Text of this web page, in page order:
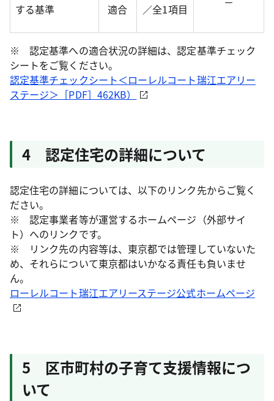
する基準
適合
／全1項目
※ 認定基準への適合状況の詳細は、認定基準チェック
シートをご覧ください。
認定基準チェックシート＜ローレルコート瑞江エアリー
ステージ＞［PDF］462KB）
4 認定住宅の詳細について
認定住宅の詳細については、以下のリンク先からご覧く
ださい。
※ 認定事業者等が運営するホームページ（外部サイ
ト）へのリンクです。
※ リンク先の内容等は、東京都では管理していないた
め、それらについて東京都はいかなる責任も負いませ
ん。
ローレルコート瑞江エアリーステージ公式ホームページ
5 区市町村の子育て支援情報につ
いて